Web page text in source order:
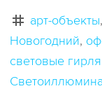
арт-объекты
Новогодний
световые